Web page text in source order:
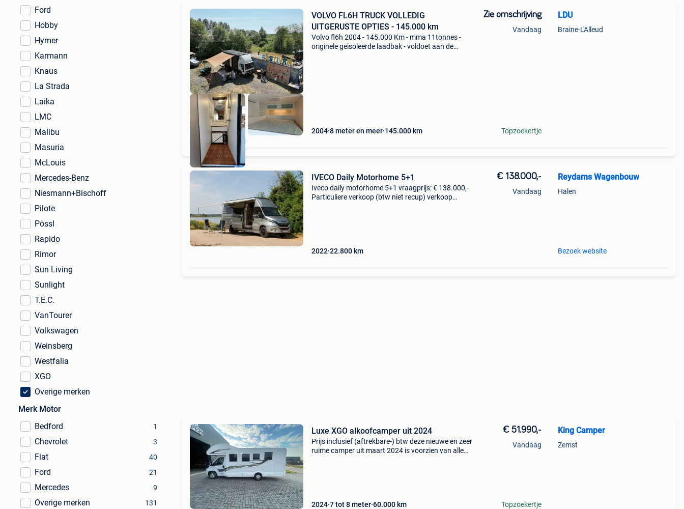
Ford
Hobby
Hymer
Karmann
Knaus
La Strada
Laika
LMC
Malibu
Masuria
McLouis
Mercedes-Benz
Niesmann+Bischoff
Pilote
Pössl
Rapido
Rimor
Sun Living
Sunlight
T.E.C.
VanTourer
Volkswagen
Weinsberg
Westfalia
XGO
Overige merken
Merk Motor
Bedford
1
Chevrolet 3
Fiat 40
Ford 21
Mercedes 9
Overige merken 131
VOLVO FL6H TRUCK VOLLEDIG
UITGERUSTE OPTIES - 145.000 km
Volvo fl6h 2004 - 145.000 Km - mma 11tonnes -
originele geïsoleerde laadbak - voldoet aan de
2004 8 meter en meer 145.000 km
Zie omschrijving
Vandaag
Topzoekertje
LDU
Braine-L'Alleud
IVECO Daily Motorhome 5+1
Iveco daily motorhome 5+1 vraagprijs: € 138.000,-
Particuliere verkoop (btw niet recup) verkoop
2022 22.800 km
€ 138.000,-
Vandaag
Reydams Wagenbouw
Halen
Bezoek website
Luxe XGO alkoofcamper uit 2024
Prijs inclusief (aftrekbare-) btw deze nieuwe en zeer
ruime camper uit maart 2024 is voorzien van alle
2024 7 tot 8 meter 60.000 km
€ 51.990,-
Vandaag
Topzoekertje
King Camper
Zemst